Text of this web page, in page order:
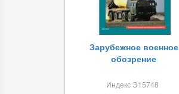
Зарубежное военное
обозрение
Индекс Э15748